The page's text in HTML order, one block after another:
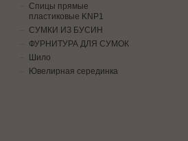
Спицы прямые
пластиковые KNP1
СУМКИ ИЗ БУСИН
ФУРНИТУРА ДЛЯ СУМОК
Шило
Ювелирная серединка